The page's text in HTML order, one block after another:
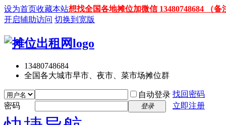
设为首页收藏本站想找全国各地摊位加微信 13480748684 （
开启辅助访问 切换到宽版
13480748684
全国各大城市早市、夜市、菜市场摊位群
自动登录 找回密码
密码
登录 立即注册